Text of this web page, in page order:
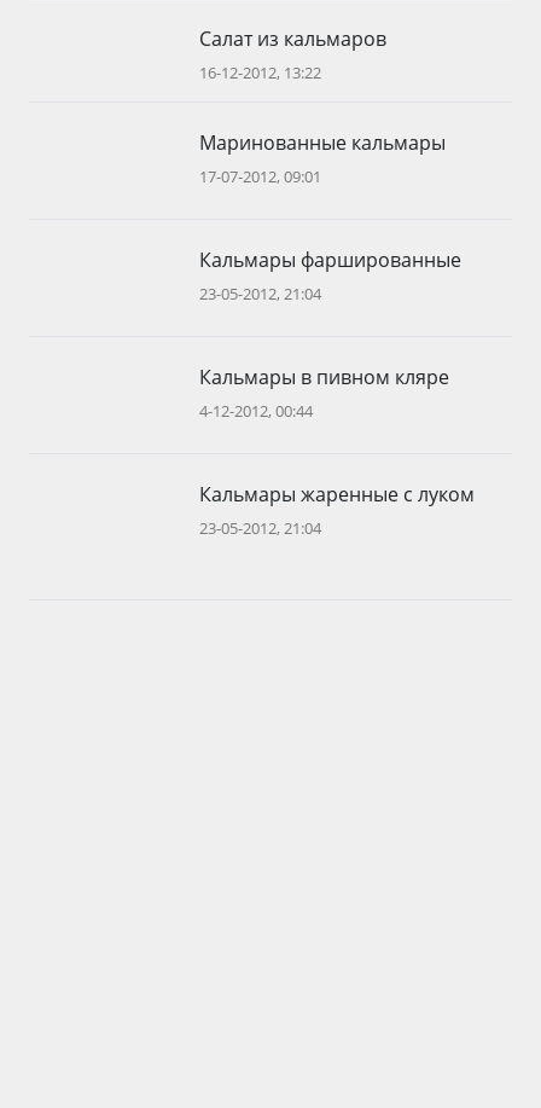
Салат из кальмаров
16-12-2012, 13:22
Маринованные кальмары
17-07-2012, 09:01
Кальмары фаршированные
23-05-2012, 21:04
Кальмары в пивном кляре
4-12-2012, 00:44
Кальмары жаренные с луком
23-05-2012, 21:04